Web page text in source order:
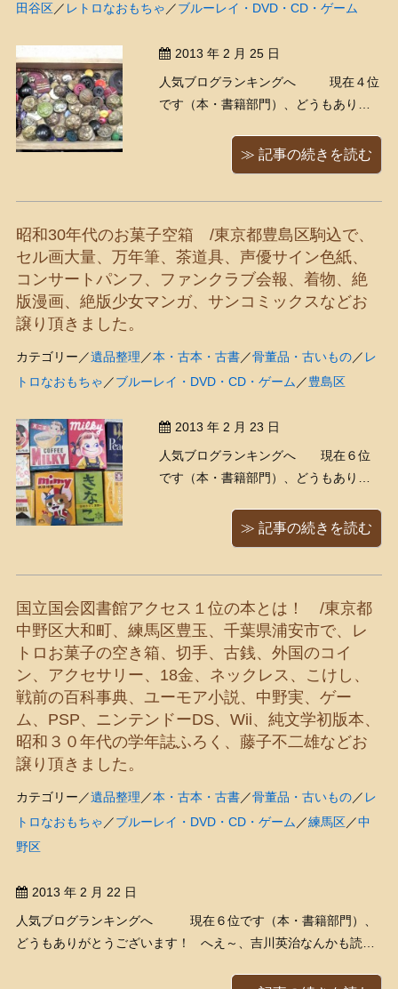
田谷区／ レトロなおもちゃ／ブルーレイ・DVD・CD・ゲーム
2013 年 2 月 25 日
人気ブログランキングへ 現在４位
です（本・書籍部門）、どうもありが
た。箱に、なにやら年代物の古いボタ
ンが色々と入っております。 桜のボタ
の校章は、桜が ...
≫ 記事の続きを読む
昭和30年代のお菓子空箱 /東京都豊島区駒込で、
セル画大量、万年筆、茶道具、声優サイン色紙、
コンサートパンフ、ファンクラブ会報、着物、絶
版漫画、絶版少女マンガ、サンコミックスなどお
譲り頂きました。
カテゴリー／遺品整理／本・古本・古書／骨董品・古いもの／ レ
トロなおもちゃ／ブルーレイ・DVD・CD・ゲーム／豊島区
2013 年 2 月 23 日
人気ブログランキングへ 現在６位
です（本・書籍部門）、どうもありが
ってきました。（あ、１個タバコの箱
も混じってますね 笑）昭和30年代後
ー）」っていうんで ...
≫ 記事の続きを読む
国立国会図書館アクセス１位の本とは！ /東京都
中野区大和町、練馬区豊玉、千葉県浦安市で、レ
トロお菓子の空き箱、切手、古銭、外国のコイ
ン、アクセサリー、18金、ネックレス、こけし、
戦前の百科事典、ユーモア小説、中野実、ゲー
ム、PSP、ニンテンドーDS、Wii、純文学初版本、
昭和３０年代の学年誌ふろく、藤子不二雄などお
譲り頂きました。
カテゴリー／遺品整理／本・古本・古書／骨董品・古いもの／ レ
トロなおもちゃ／ブルーレイ・DVD・CD・ゲーム／練馬区／中
野区
2013 年 2 月 22 日
人気ブログランキングへ 現在６位です（本・書籍部門）、
どうもありがとうございます！ へえ～、吉川英治なんかも読め